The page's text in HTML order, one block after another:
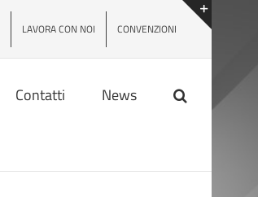
LAVORA CON NOI CONVENZIONI
Contatti News
Toggle